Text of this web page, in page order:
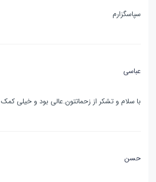
سپاسگزارم
عباسی
با سلام و تشکر از زحماتتون.عالی بود و خیلی کمک
حسن